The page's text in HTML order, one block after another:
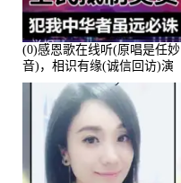
(0)感恩歌在线听(原唱是任妙
音)，相识有缘(诚信回访)演
唱点播:161288次